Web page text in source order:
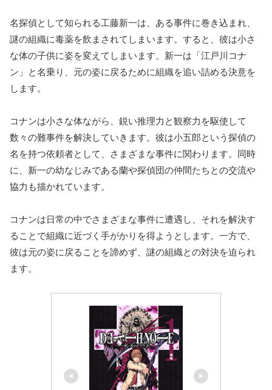
名探偵として知られる工藤新一は、ある事件に巻き込まれ、
謎の組織に毒薬を飲まされてしまいます。すると、彼は小さ
な体の子供に姿を変えてしまいます。新一は「江戸川コナ
ン」と名乗り、元の姿に戻るために組織を追い詰める決意を
します。
コナンは小さな体ながら、鋭い推理力と観察力を駆使して
数々の難事件を解決していきます。彼は小五郎という探偵の
名を持つ依頼者として、さまざまな事件に関わります。同時
に、新一の幼なじみである蘭や探偵団の仲間たちとの交流や
協力も描かれています。
コナンは日常の中でさまざまな事件に遭遇し、それを解決す
ることで組織に近づく手がかりを得ようとします。一方で、
彼は元の姿に戻ることを諦めず、謎の組織との対決を迫られ
ます。